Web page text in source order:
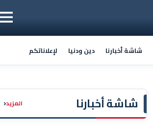
شاشة أخبارنا دين ودنيا لإعلاناتكم
شاشة أخبارنا المزيد‹